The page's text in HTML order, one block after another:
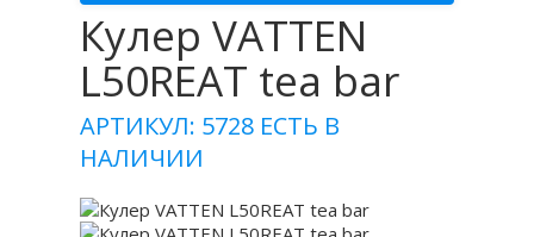
Кулер VATTEN
L50REAT tea bar
АРТИКУЛ: 5728 ЕСТЬ В
НАЛИЧИИ